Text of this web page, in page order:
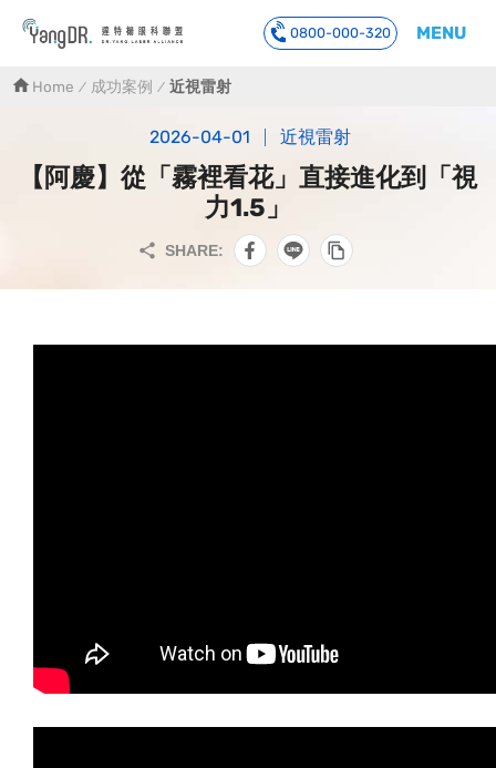
到主要內容
0800-000-320 MENU
Home 成功案例 近視雷射
2026-04-01 近視雷射
【阿慶】從「霧裡看花」直接進化到「視
力1.5」